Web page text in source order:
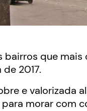
bairros que
2017.
e valorizada
morar com